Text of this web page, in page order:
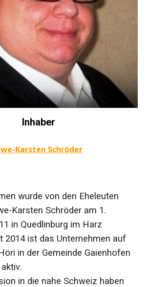
Inhaber
Karsten Schröder
wurde von den Eheleuten
Karsten Schröder am 1.
in Quedlinburg im Harz
2014 ist das Unternehmen auf
in der Gemeinde Gaienhofen
in die nahe Schweiz haben